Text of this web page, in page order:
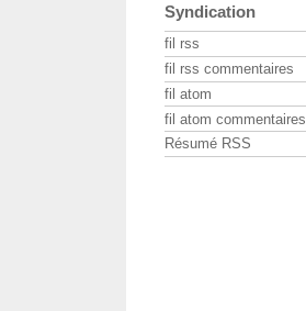
Syndication
fil rss
fil rss commentaires
fil atom
fil atom commentaires
Résumé RSS